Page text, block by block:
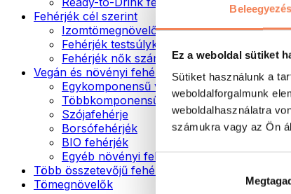
Beleegyezés
Ez a weboldal sütiket
Sütiket használunk a
weboldalforgalmunk
weboldalhasználatra
számukra vagy az Ön
Fehérjék cél szerint
Izomtömegnövelők
Fehérjék testsúlykontroll támogatásához
Fehérjék nők számára
Vegán és növényi fehérjék
Egykomponensű vegán fehérjék
Többkomponensű vegán fehérjék
Szójafehérje
Borsófehérjék
BIO fehérjék
Egyéb növényi fehérjék
Több összetevőjű fehérje
Tömegnövelők